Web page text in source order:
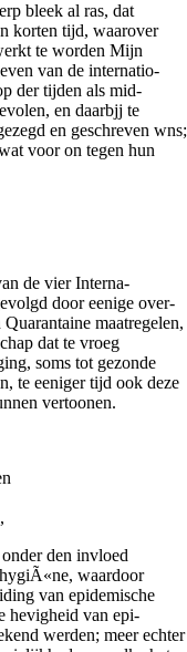
bleek al ras, dat
korten tijd, waarover
te worden Mijn
van de internatio-
der tijden als mid-
en daarbjj te
en geschreven wns;
voor on tegen hun
de vier Interna-
door eenige over-
maatregelen,
dat te vroeg
soms tot gezonde
te eeniger tijd ook deze
vertoonen.
den invloed
waardoor
van epidemische
hevigheid van epi-
werden; meer echter